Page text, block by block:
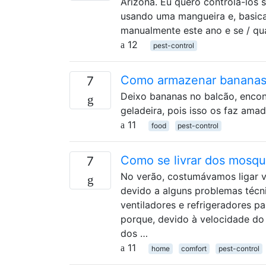
usando uma mangueira e,
manualmente este ano e se /
12
pest-control
7 Como armazenar
Deixo bananas no balcão,
geladeira, pois isso os faz
11
food pest-control
7 Como se livrar dos
No verão, costumávamos ligar
devido a alguns problemas
ventiladores e refrigeradores
porque, devido à velocidade
dos …
11
home comfort pest-control